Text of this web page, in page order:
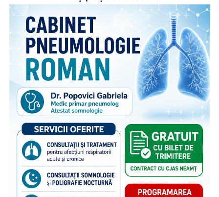
părinților români care muncesc în străinătate. Proiectul
face parte din campania națională multianuală cu același
nume, care reunește, sub același concept, o serie de
inițiative menite să sprijine copiii rămași în țară și familiile
acestora. Pe lângă activitățile dedicate părinților din
diaspora, campania include acțiuni adresate persoanelor în
grija cărora rămân copiii, membrilor comunității și
specialiștilor din domeniile asistenței sociale și educației,
cu scopul de a susține bunăstarea emoțională a copiilor și
menținerea relației acestora cu părinții plecați la muncă în
străinătate. Campania se bucură de susținerea Autorității
Naționale pentru Protecția Drepturilor Copilului și Adopție,
a Poliției de Frontieră Române și Aeroporturilor Craiova,
Cluj-Napoca, Iași, Suceava.